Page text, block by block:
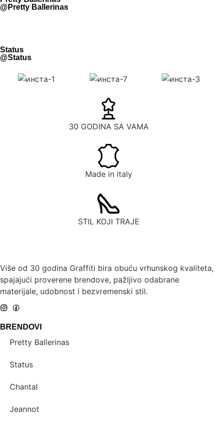
@Pretty Ballerinas
Status
@Status
30 GODINA SA VAMA
Made in italy
STIL KOJI TRAJE
Više od 30 godina Graffiti bira obuću vrhunskog kvaliteta,
spajajući proverene brendove, pažljivo odabrane
materijale, udobnost i bezvremenski stil.
BRENDOVI
Pretty Ballerinas
Status
Chantal
Jeannot